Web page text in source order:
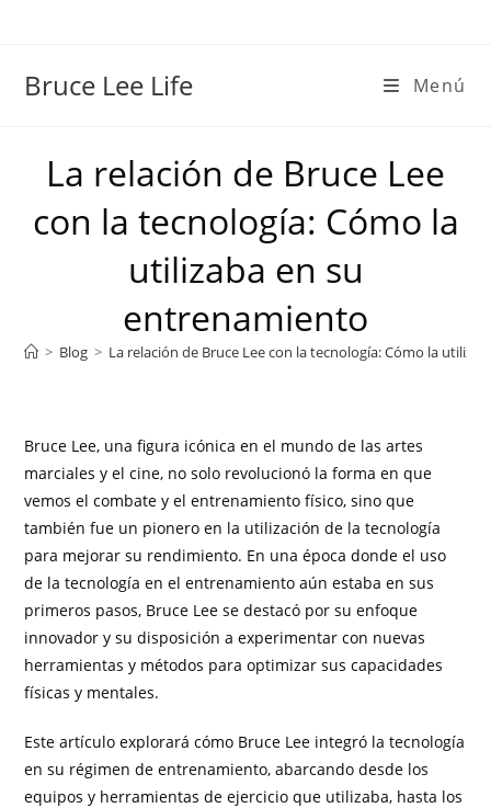
Bruce Lee Life Menú
La relación de Bruce Lee
con la tecnología: Cómo la
utilizaba en su
entrenamiento
> Blog > La relación de Bruce Lee con la tecnología: Cómo la
Bruce Lee, una figura icónica en el mundo de las artes
marciales y el cine, no solo revolucionó la forma en que
vemos el combate y el entrenamiento físico, sino que
también fue un pionero en la utilización de la tecnología
para mejorar su rendimiento. En una época donde el uso
de la tecnología en el entrenamiento aún estaba en sus
primeros pasos, Bruce Lee se destacó por su enfoque
innovador y su disposición a experimentar con nuevas
herramientas y métodos para optimizar sus capacidades
físicas y mentales.
Este artículo explorará cómo Bruce Lee integró la tecnología
en su régimen de entrenamiento, abarcando desde los
equipos y herramientas de ejercicio que utilizaba, hasta los